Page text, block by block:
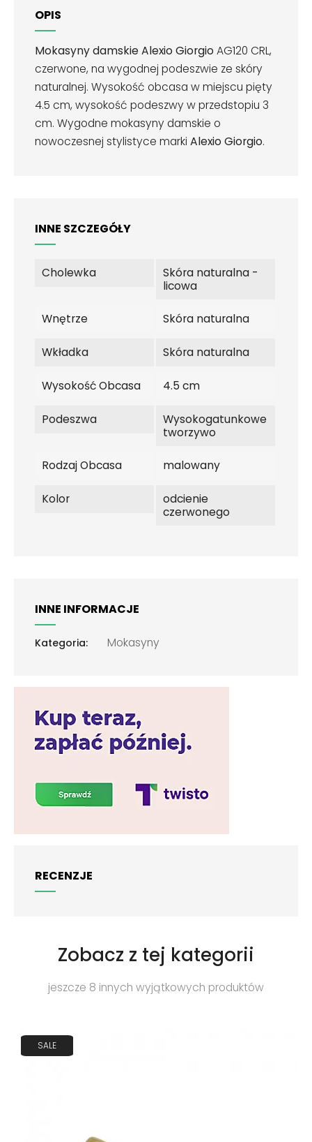
OPIS
Mokasyny damskie Alexio Giorgio AG120 CRL,
czerwone, na wygodnej podeszwie ze skóry
naturalnej. Wysokość obcasa w miejscu pięty
4.5 cm, wysokość podeszwy w przedstopiu 3
cm. Wygodne mokasyny damskie o
nowoczesnej stylistyce marki Alexio Giorgio.
INNE SZCZEGÓŁY
Cholewka
Skóra naturalna -
licowa
Wnętrze Skóra naturalna
Wkładka Skóra naturalna
Wysokość Obcasa 4.5 cm
Podeszwa
Wysokogatunkowe
tworzywo
Rodzaj Obcasa malowany
Kolor
odcienie
czerwonego
INNE INFORMACJE
Kategoria: Mokasyny
RECENZJE
Zobacz z tej kategorii
jeszcze 8 innych wyjątkowych produktów
SALE